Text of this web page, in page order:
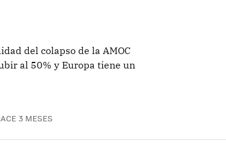
del colapso de la AMOC
al 50% y Europa tiene un
3 MESES